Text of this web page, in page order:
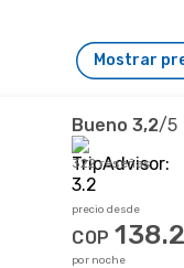
Mostrar
Bueno 3,2/5
322 reseñas
precio desde
COP
por noche